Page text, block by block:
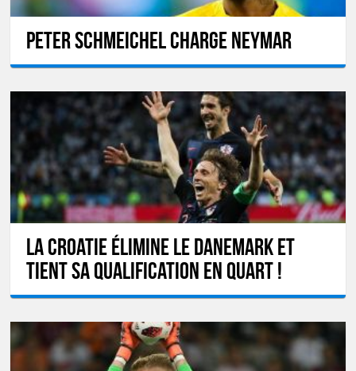
Peter Schmeichel charge Neymar
La Croatie élimine le Danemark et
tient sa qualification en quart !